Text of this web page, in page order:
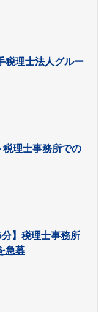
税理士法人グルー
税理士事務所での
分】税理士事務所
急募